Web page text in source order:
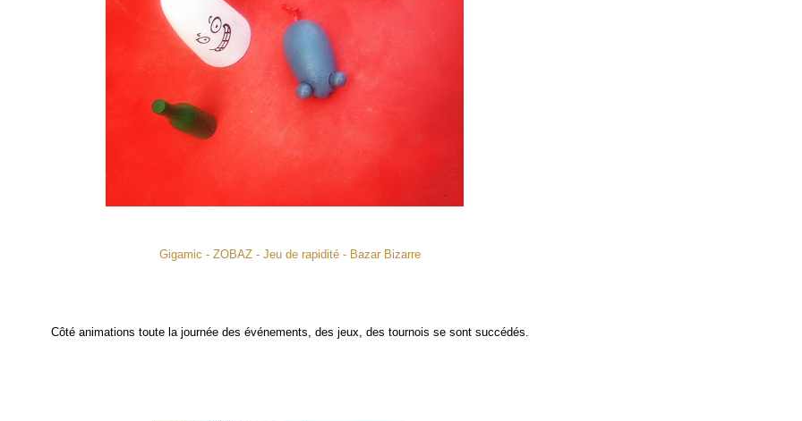
Gigamic - ZOBAZ - Jeu de rapidité - Bazar Bizarre
Côté animations toute la journée des événements, des jeux, des tournois se sont succédés.